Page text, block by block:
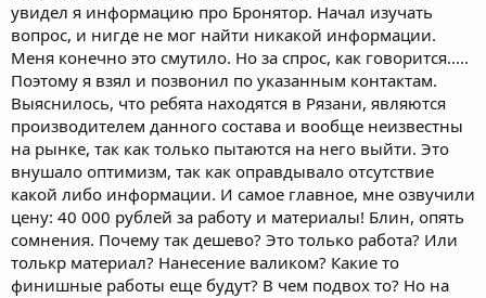
увидел я информацию про Бронятор. Начал изучать
вопрос, и нигде не мог найти никакой информации.
Меня конечно это смутило. Но за спрос, как говорится.....
Поэтому я взял и позвонил по указанным контактам.
Выяснилось, что ребята находятся в Рязани, являются
производителем данного состава и вообще неизвестны
на рынке, так как только пытаются на него выйти. Это
внушало оптимизм, так как оправдывало отсутствие
какой либо информации. И самое главное, мне озвучили
цену: 40 000 рублей за работу и материалы! Блин, опять
сомнения. Почему так дешево? Это только работа? Или
толькр материал? Нанесение валиком? Какие то
финишные работы еще будут? В чем подвох то? Но на